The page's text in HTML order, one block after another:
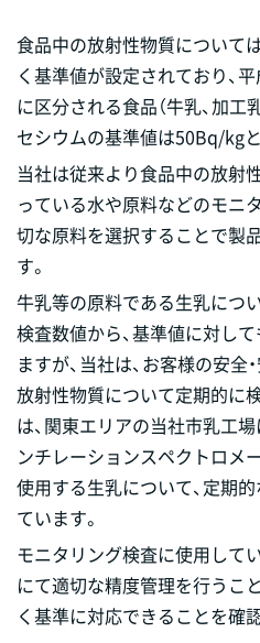
食品中の放射性物質について
く基準値が設定されており、平
に区分される食品（牛乳、加
セシウムの基準値は50Bq/kg
当社は従来より食品中の放射
っている水や原料などのモニ
切な原料を選択することで製
す。
牛乳等の原料である生乳につ
検査数値から、基準値に対し
ますが、当社は、お客様の安全
放射性物質について定期的に
は、関東エリアの当社市乳工
ンチレーションスペクトロメ
使用する生乳について、定期
ています。
モニタリング検査に使用して
にて適切な精度管理を行うこ
く基準に対応できることを確